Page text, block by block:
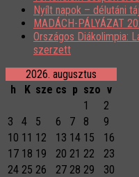
Nyílt napok – délutáni
MADÁCH-PÁLYÁZAT
Országos Diákolimpia:
szerzett
2026. augusztus
h
K sze cs p szo v
1
2
3
4 5 6 7 8
9
10 11 12 13 14 15
16
17 18 19 20 21 22
23
24 25 26 27 28 29
30